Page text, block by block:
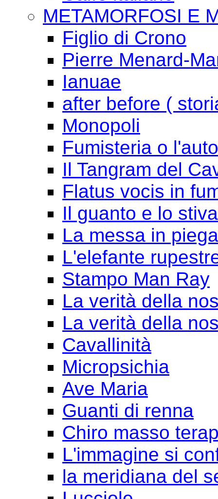
METAMORFOSI E
Figlio di Crono
Pierre Menard-
Ianuae
after before (
Monopoli
Fumisteria o
Il Tangram del
Flatus vocis in
Il guanto e lo
La messa in piega
L'elefante
Stampo Man Ray
La verità della
La verità della
Cavallinità
Micropsichia
Ave Maria
Guanti di renna
Chiro masso
L'immagine si
la meridiana del